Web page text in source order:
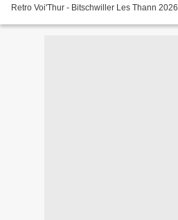
Retro Voi'Thur - Bitschwiller Les Thann 2026